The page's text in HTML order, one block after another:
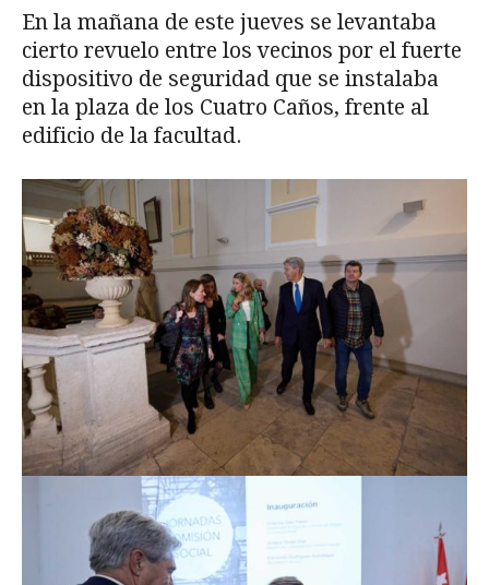
En la mañana de este jueves se levantaba
cierto revuelo entre los vecinos por el fuerte
dispositivo de seguridad que se instalaba
en la plaza de los Cuatro Caños, frente al
edificio de la facultad.